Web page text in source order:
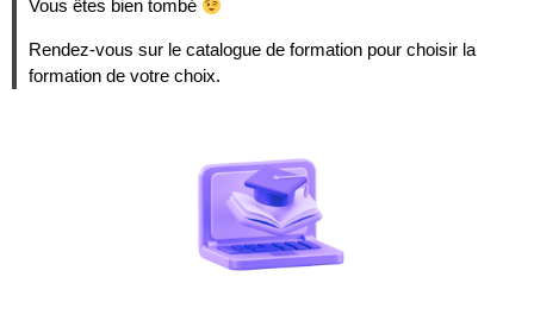
Vous êtes bien tombé
Rendez-vous sur le catalogue de formation pour choisir la
formation de votre choix.